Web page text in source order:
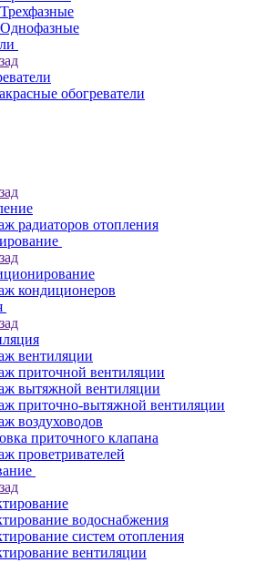
Трехфазные
Однофазные
обогреватели
радиаторов отопления
кондиционеров
вентиляции
приточной вентиляции
вытяжной вентиляции
приточно-вытяжной вентиляции
воздуховодов
приточного клапана
проветривателей
водоснабжения
систем отопления
вентиляции